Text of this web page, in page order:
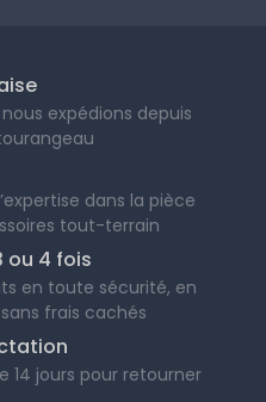
expédions depuis
dans la pièce
tout-terrain
ou 4 fois
en toute sécurité, en
frais cachés
14 jours pour retourner